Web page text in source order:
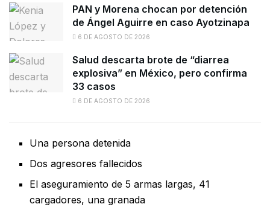
PAN y Morena chocan por detención
de Ángel Aguirre en caso Ayotzinapa
6 DE AGOSTO DE 2026
Salud descarta brote de “diarrea
explosiva” en México, pero confirma
33 casos
6 DE AGOSTO DE 2026
Una persona detenida
Dos agresores fallecidos
El aseguramiento de 5 armas largas, 41
cargadores, una granada